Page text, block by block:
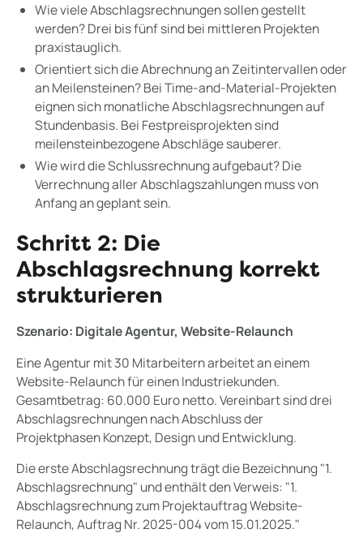
Wie viele Abschlagsrechnungen sollen gestellt
werden? Drei bis fünf sind bei mittleren Projekten
praxistauglich.
Orientiert sich die Abrechnung an Zeitintervallen oder
an Meilensteinen? Bei Time-and-Material-Projekten
eignen sich monatliche Abschlagsrechnungen auf
Stundenbasis. Bei Festpreisprojekten sind
meilensteinbezogene Abschläge sauberer.
Wie wird die Schlussrechnung aufgebaut? Die
Verrechnung aller Abschlagszahlungen muss von
Anfang an geplant sein.
Schritt 2: Die
Abschlagsrechnung korrekt
strukturieren
Szenario: Digitale Agentur, Website-Relaunch
Eine Agentur mit 30 Mitarbeitern arbeitet an einem
Website-Relaunch für einen Industriekunden.
Gesamtbetrag: 60.000 Euro netto. Vereinbart sind drei
Abschlagsrechnungen nach Abschluss der
Projektphasen Konzept, Design und Entwicklung.
Die erste Abschlagsrechnung trägt die Bezeichnung "1.
Abschlagsrechnung" und enthält den Verweis: "1.
Abschlagsrechnung zum Projektauftrag Website-
Relaunch, Auftrag Nr. 2025-004 vom 15.01.2025."